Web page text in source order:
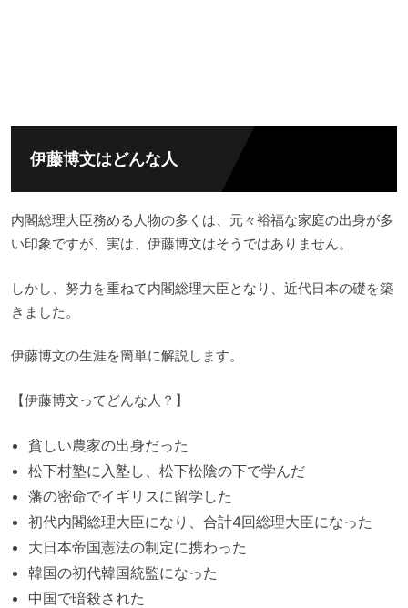
伊藤博文はどんな人
内閣総理大臣務める人物の多くは、元々裕福な家庭の出身が多
い印象ですが、実は、伊藤博文はそうではありません。
しかし、努力を重ねて内閣総理大臣となり、近代日本の礎を築
きました。
伊藤博文の生涯を簡単に解説します。
【伊藤博文ってどんな人？】
貧しい農家の出身だった
松下村塾に入塾し、松下松陰の下で学んだ
藩の密命でイギリスに留学した
初代内閣総理大臣になり、合計4回総理大臣になった
大日本帝国憲法の制定に携わった
韓国の初代韓国統監になった
中国で暗殺された